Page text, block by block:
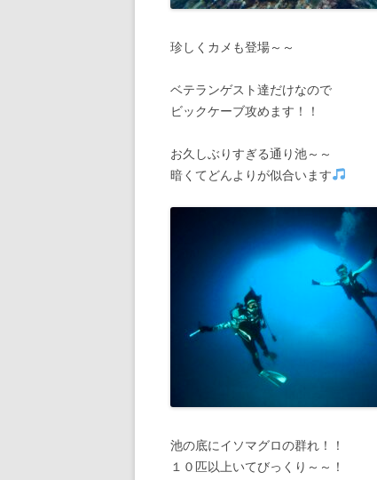
珍しくカメも登場～～
ベテランゲスト達だけなので
ビックケーブ攻めます！！
お久しぶりすぎる通り池～～
暗くてどんよりが似合います
池の底にイソマグロの群れ！！
１０匹以上いてびっくり～～！